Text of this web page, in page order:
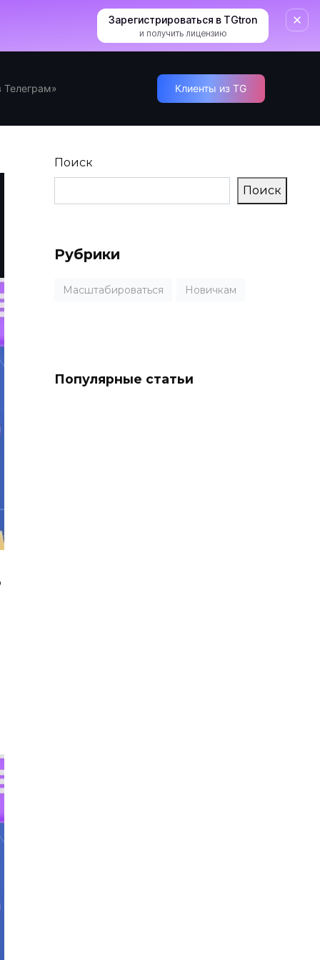
Зарегистрироваться в TGtron
и получить лицензию
Клиенты из TG
Поиск
Поиск
Рубрики
Масштабироваться Новичкам
Популярные статьи